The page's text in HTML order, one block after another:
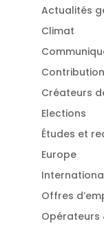
Actualités
Climat
Créateurs
Elections
Études et
Europe
Offres
Opérateurs